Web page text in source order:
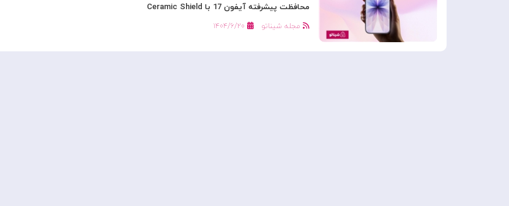
محافظت پیشرفته آیفون 17 با Ceramic Shield
مجله شیناتو ۱۴۰۴/۶/۲۰